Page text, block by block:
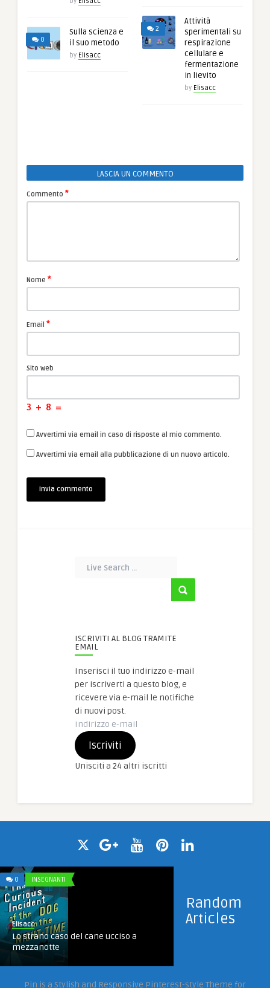
0
Sulla scienza e
il suo metodo
by Elisacc
2
Attività
sperimentali su
respirazione
cellulare e
fermentazione
in lievito
by Elisacc
LASCIA UN COMMENTO
Commento *
Nome *
Email *
Sito web
3 + 8 =
Avvertimi via email in caso di risposte al mio commento.
Avvertimi via email alla pubblicazione di un nuovo articolo.
ISCRIVITI AL BLOG TRAMITE
EMAIL
Inserisci il tuo indirizzo e-mail
per iscriverti a questo blog, e
ricevere via e-mail le notifiche
di nuovi post.
Indirizzo
e-
mailIscriviti
Unisciti a 24 altri iscritti
Random
Articles
0 INSEGNANTI
Elisacc
Lo strano caso del cane ucciso a
mezzanotte
Pin is a Stylish and Responsive Pinterest-style Theme for